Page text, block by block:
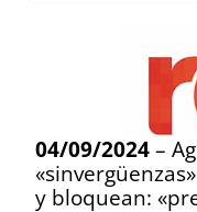
04/09/2024 –
y bloquean: